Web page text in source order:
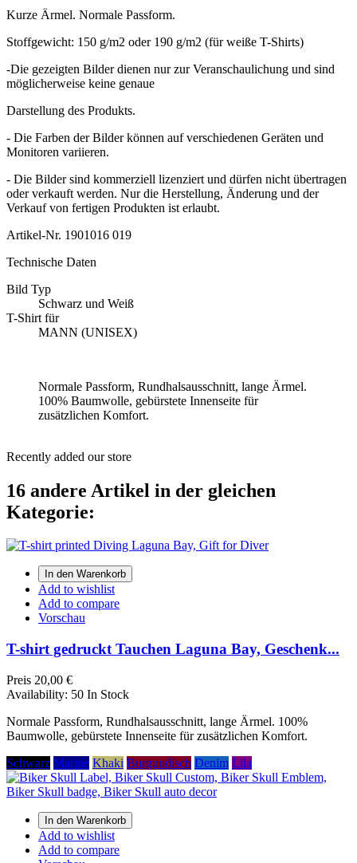
Kurze Ärmel. Normale Passform.
Stoffgewicht: 150 g/m2 oder 190 g/m2 (für weiße T-Shirts)
-Die gezeigten Bilder dienen nur zur Veranschaulichung und sind
möglicherweise keine genaue
Darstellung des Produkts.
- Die Farben der Bilder können auf verschiedenen Geräten und
Monitoren variieren.
- Die Bilder sind kommerziell lizenziert und dürfen nicht übertragen
oder verkauft werden. Nur die Herstellung, Änderung und der
Verkauf von fertigen Produkten ist erlaubt.
Artikel-Nr. 1901016 019
Technische Daten
Bild Typ
Schwarz und Weiß
T-Shirt für
MANN (UNISEX)
Normale Passform, Rundhalsausschnitt, lange Ärmel.
100% Baumwolle, gebürstete Innenseite für
zusätzlichen Komfort.
Recently added our store
16 andere Artikel in der gleichen
Kategorie:
In den Warenkorb
Add to wishlist
Add to compare
Vorschau
T-shirt gedruckt Tauchen Laguna Bay, Geschenk...
Preis 20,00 €
Availability: 50 In Stock
Normale Passform, Rundhalsausschnitt, lange Ärmel. 100%
Baumwolle, gebürstete Innenseite für zusätzlichen Komfort.
Schwarz Marine Khaki Burgundisch Denim Lila
In den Warenkorb
Add to wishlist
Add to compare